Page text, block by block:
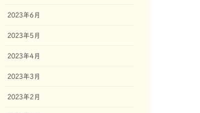
2023年6月
2023年5月
2023年4月
2023年3月
2023年2月